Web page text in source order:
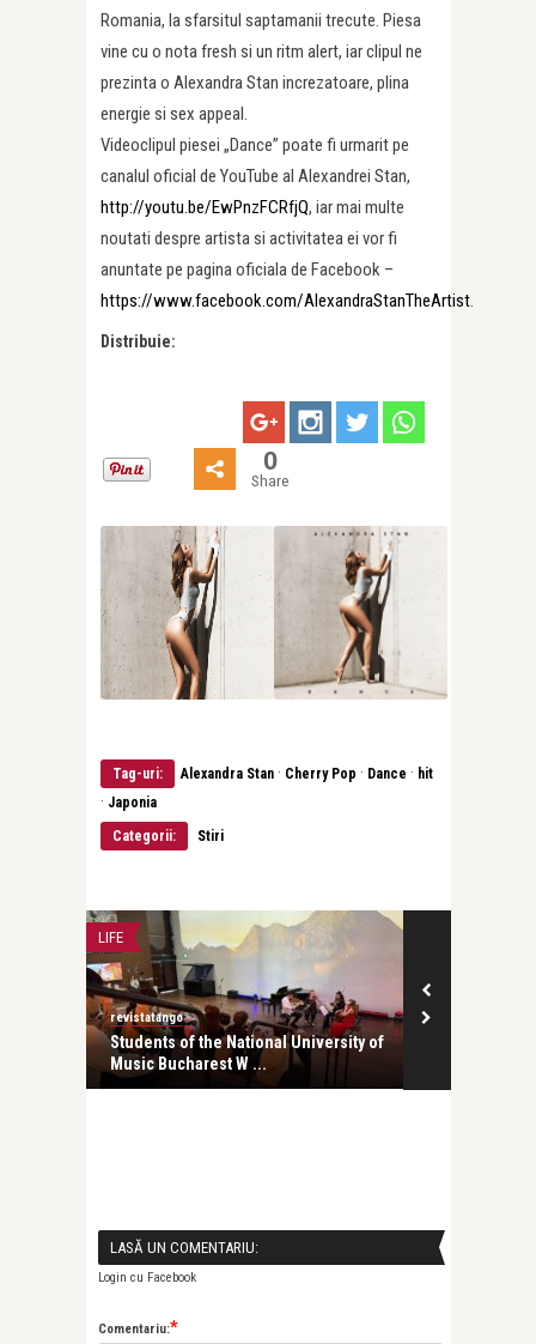
Romania, la sfarsitul saptamanii trecute. Piesa
vine cu o nota fresh si un ritm alert, iar clipul ne
prezinta o Alexandra Stan increzatoare, plina
energie si sex appeal.
Videoclipul piesei „Dance” poate fi urmarit pe
canalul oficial de YouTube al Alexandrei Stan,
http://youtu.be/EwPnzFCRfjQ, iar mai multe
noutati despre artista si activitatea ei vor fi
anuntate pe pagina oficiala de Facebook –
https://www.facebook.com/AlexandraStanTheArtist
Distribuie:
0
Share
Tag-uri: Alexandra Stan · Cherry Pop · Dance · hit
· Japonia
Categorii:
Stiri
LIFE
revistatango
Students of the National University of
Music Bucharest W ...
LASĂ UN COMENTARIU:
Login cu Facebook
Comentariu:*